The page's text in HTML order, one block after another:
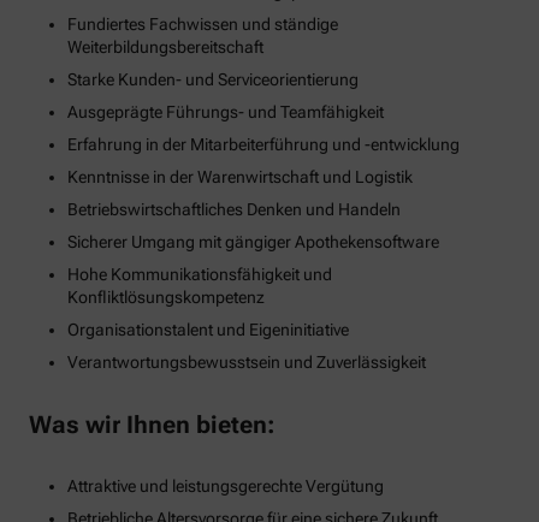
Fundiertes Fachwissen und ständige
Weiterbildungsbereitschaft
Starke Kunden- und Serviceorientierung
Ausgeprägte Führungs- und Teamfähigkeit
Erfahrung in der Mitarbeiterführung und -entwicklung
Kenntnisse in der Warenwirtschaft und Logistik
Betriebswirtschaftliches Denken und Handeln
Sicherer Umgang mit gängiger Apothekensoftware
Hohe Kommunikationsfähigkeit und
Konfliktlösungskompetenz
Organisationstalent und Eigeninitiative
Verantwortungsbewusstsein und Zuverlässigkeit
Was wir Ihnen bieten:
Attraktive und leistungsgerechte Vergütung
Betriebliche Altersvorsorge für eine sichere Zukunft